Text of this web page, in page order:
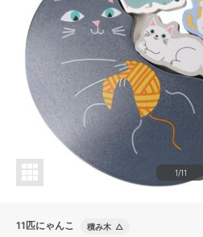
1/11
11匹にゃんこ 積み木 △